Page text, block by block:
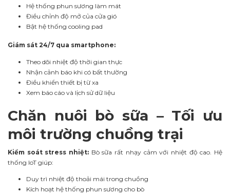
Hệ thống phun sương làm mát
Điều chỉnh độ mở của cửa gió
Bật hệ thống cooling pad
Giám sát 24/7 qua smartphone:
Theo dõi nhiệt độ thời gian thực
Nhận cảnh báo khi có bất thường
Điều khiển thiết bị từ xa
Xem báo cáo và lịch sử dữ liệu
Chăn nuôi bò sữa – Tối ưu
môi trường chuồng trại
Kiểm soát stress nhiệt: Bò sữa rất nhạy cảm với nhiệt độ cao. Hệ
thống IoT giúp:
Duy trì nhiệt độ thoải mái trong chuồng
Kích hoạt hệ thống phun sương cho bò